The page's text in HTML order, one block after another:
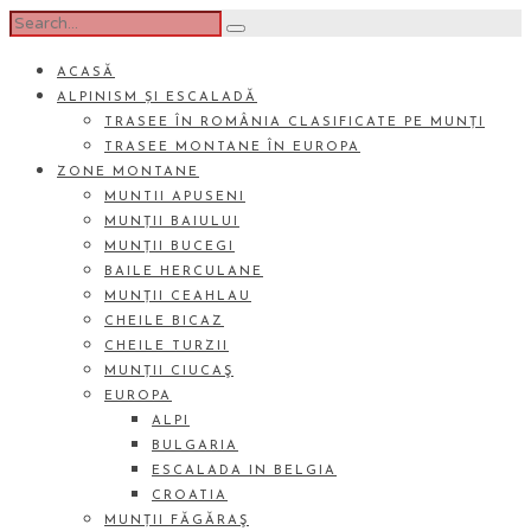
ACASĂ
ALPINISM ȘI ESCALADĂ
TRASEE ÎN ROMÂNIA CLASIFICATE PE MUNȚI
TRASEE MONTANE ÎN EUROPA
ZONE MONTANE
MUNTII APUSENI
MUNȚII BAIULUI
MUNȚII BUCEGI
BAILE HERCULANE
MUNȚII CEAHLAU
CHEILE BICAZ
CHEILE TURZII
MUNȚII CIUCAŞ
EUROPA
ALPI
BULGARIA
ESCALADA IN BELGIA
CROATIA
MUNȚII FĂGĂRAŞ